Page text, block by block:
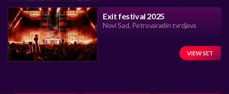
Exit festival 2025
Novi Sad, Petrovaradin tvrdjava
VIEW SET